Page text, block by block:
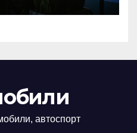
автоспорт